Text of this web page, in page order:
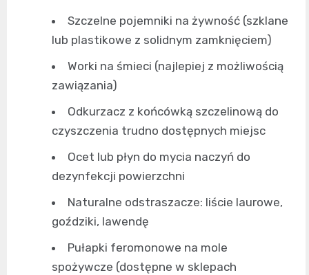
Szczelne pojemniki na żywność (szklane
lub plastikowe z solidnym zamknięciem)
Worki na śmieci (najlepiej z możliwością
zawiązania)
Odkurzacz z końcówką szczelinową do
czyszczenia trudno dostępnych miejsc
Ocet lub płyn do mycia naczyń do
dezynfekcji powierzchni
Naturalne odstraszacze: liście laurowe,
goździki, lawendę
Pułapki feromonowe na mole
spożywcze (dostępne w sklepach